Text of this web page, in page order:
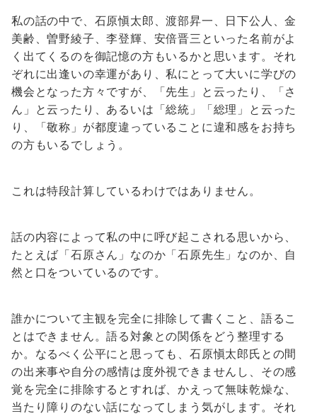
私の話の中で、石原愼太郎、渡部昇一、日下公人、金
美齢、曽野綾子、李登輝、安倍晋三といった名前がよ
く出てくるのを御記憶の方もいるかと思います。それ
ぞれに出逢いの幸運があり、私にとって大いに学びの
機会となった方々ですが、「先生」と云ったり、「さ
ん」と云ったり、あるいは「総統」「総理」と云った
り、「敬称」が都度違っていることに違和感をお持ち
の方もいるでしょう。
これは特段計算しているわけではありません。
話の内容によって私の中に呼び起こされる思いから、
たとえば「石原さん」なのか「石原先生」なのか、自
然と口をついているのです。
誰かについて主観を完全に排除して書くこと、語るこ
とはできません。語る対象との関係をどう整理する
か。なるべく公平にと思っても、石原愼太郎氏との間
の出来事や自分の感情は度外視できませんし、その感
覚を完全に排除するとすれば、かえって無味乾燥な、
当たり障りのない話になってしまう気がします。それ